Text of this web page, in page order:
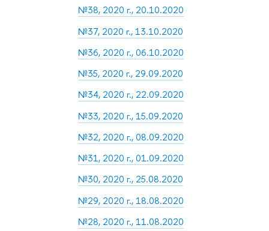
№38, 2020 г., 20.10.2020
№37, 2020 г., 13.10.2020
№36, 2020 г., 06.10.2020
№35, 2020 г., 29.09.2020
№34, 2020 г., 22.09.2020
№33, 2020 г., 15.09.2020
№32, 2020 г., 08.09.2020
№31, 2020 г., 01.09.2020
№30, 2020 г., 25.08.2020
№29, 2020 г., 18.08.2020
№28, 2020 г., 11.08.2020